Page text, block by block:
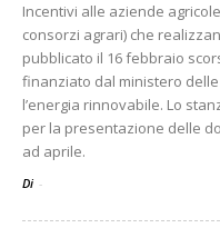
Incentivi alle aziende
consorzi agrari) che
pubblicato il 16 febbraio
finanziato dal ministero
l’energia rinnovabile. Lo
per la presentazione delle
ad aprile.
Di -